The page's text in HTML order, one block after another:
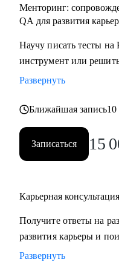
Менторинг:
QA для развития
Научу писать тесты
инструмент или
Развернуть
Ближайшая запись10
Записаться 15
Карьерная
Получите ответы на
развития карьеры и
Развернуть